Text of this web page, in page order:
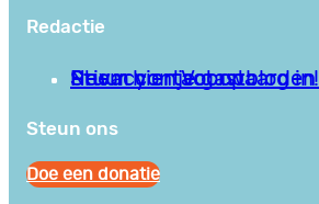
Redactie
Privacy en Voorwaarden
Stuur hier je gastblog in!
Neem contact op
Steun ons
Doe een donatie